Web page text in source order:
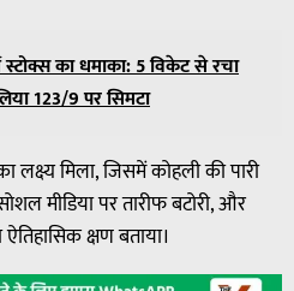
का धमाका: 5 विकेट से रचा
123/9 पर सिमटा
लक्ष्य मिला, जिसमें कोहली की पारी
मीडिया पर तारीफ बटोरी, और
क्षण बताया।